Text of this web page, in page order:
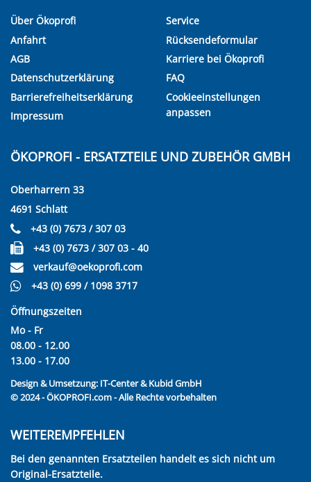
Über Ökoprofi
Anfahrt
AGB
Datenschutzerklärung
Barrierefreiheitserklärung
Impressum
Service
Rücksendeformular
Karriere bei Ökoprofi
FAQ
Cookieeinstellungen
anpassen
ÖKOPROFI - ERSATZTEILE UND ZUBEHÖR GMBH
Oberharrern 33
4691 Schlatt
+43 (0) 7673 / 307 03
+43 (0) 7673 / 307 03 - 40
verkauf@oekoprofi.com
+43 (0) 699 / 1098 3717
Öffnungszeiten
Mo - Fr
08.00 - 12.00
13.00 - 17.00
Design & Umsetzung: IT-Center & Kubid GmbH
© 2024 - ÖKOPROFI.com - Alle Rechte vorbehalten
WEITEREMPFEHLEN
Bei den genannten Ersatzteilen handelt es sich nicht um
Original-Ersatzteile.